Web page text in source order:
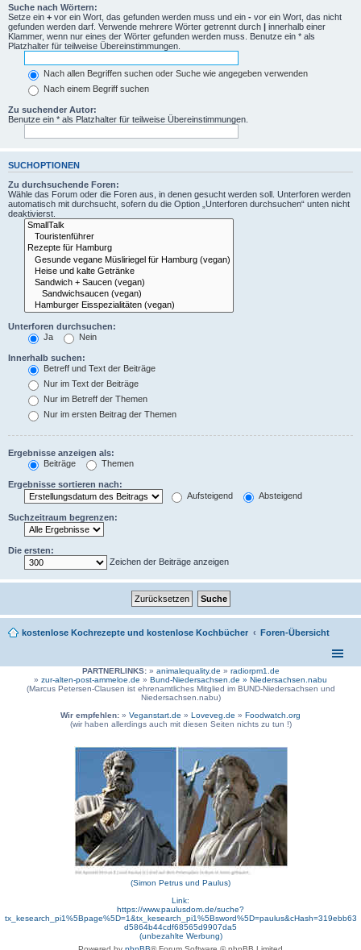
Suche nach Wörtern:
Setze ein + vor ein Wort, das gefunden werden muss und ein - vor ein Wort, das nicht
gefunden werden darf. Verwende mehrere Wörter getrennt durch
innerhalb einer
Klammer, wenn nur eines der Wörter gefunden werden muss. Benutze ein * als
Platzhalter für teilweise Übereinstimmungen.
Nach allen Begriffen suchen oder Suche wie angegeben verwenden
Nach einem Begriff suchen
Zu suchender Autor:
Benutze ein * als Platzhalter für teilweise Übereinstimmungen.
SUCHOPTIONEN
Zu durchsuchende Foren:
Wähle das Forum oder die Foren aus, in denen gesucht werden soll. Unterforen werden
automatisch mit durchsucht, sofern du die Option „Unterforen durchsuchen“ unten nicht
deaktivierst.
Unterforen durchsuchen:
Ja
Nein
Innerhalb suchen:
Betreff und Text der Beiträge
Nur im Text der Beiträge
Nur im Betreff der Themen
Nur im ersten Beitrag der Themen
Ergebnisse anzeigen als:
Beiträge
Themen
Ergebnisse sortieren nach:
Aufsteigend
Absteigend
Suchzeitraum begrenzen:
Die ersten:
Zeichen der Beiträge anzeigen
kostenlose Kochrezepte und kostenlose Kochbücher Foren-Übersicht
PARTNERLINKS:» animalequality.de » radiorpm1.de
» zur-alten-post-ammeloe.de » Bund-Niedersachsen.de » Niedersachsen.nabu
(Marcus Petersen-Clausen ist ehrenamtliches Mitglied im BUND-Niedersachsen und
Niedersachsen.nabu)
Wir empfehlen: » Veganstart.de » Loveveg.de » Foodwatch.org
(wir haben allerdings auch mit diesen Seiten nichts zu tun !)
(Simon Petrus und Paulus)
Link:
https://www.paulusdom.de/suche?
tx_kesearch_pi1%5Bpage%5D=1&tx_kesearch_pi1%5Bsword%5D=paulus&cHash=319ebb63
d5864b44cdf68565d9907da5
(unbezahlte Werbung)